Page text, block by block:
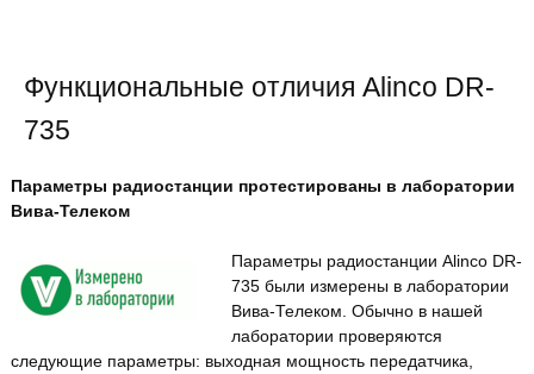
Функциональные отличия Alinco DR-
735
Параметры радиостанции протестированы в лаборатории
Вива-Телеком
Параметры радиостанции Alinco DR-
735 были измерены в лаборатории
Вива-Телеком. Обычно в нашей
лаборатории проверяются
следующие параметры: выходная мощность передатчика,